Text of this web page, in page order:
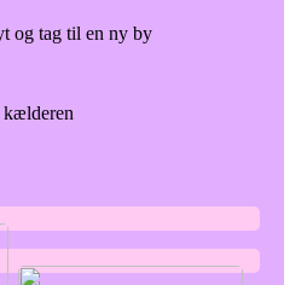
og tag til en ny by